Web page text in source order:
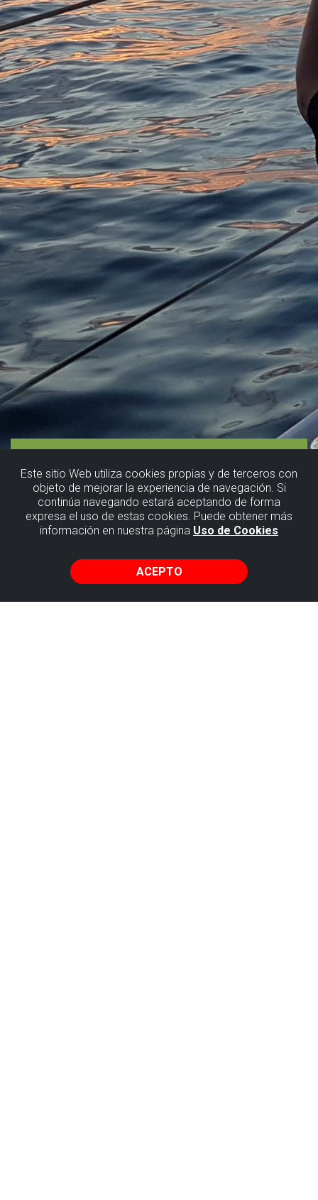
Este sitio Web utiliza cookies propias y de terceros con
objeto de mejorar la experiencia de navegación. Si
continúa navegando estará aceptando de forma
expresa el uso de estas cookies. Puede obtener más
información en nuestra página Uso de Cookies
ACEPTO